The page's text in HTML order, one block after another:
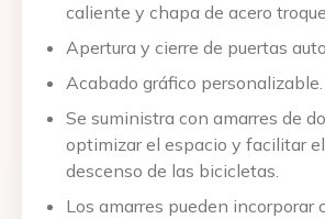
caliente y chapa de acero
Apertura y cierre de puertas
Acabado gráfico personalizable.
Se suministra con amarres de
optimizar el espacio y facilitar
descenso de las bicicletas.
Los amarres pueden incorporar